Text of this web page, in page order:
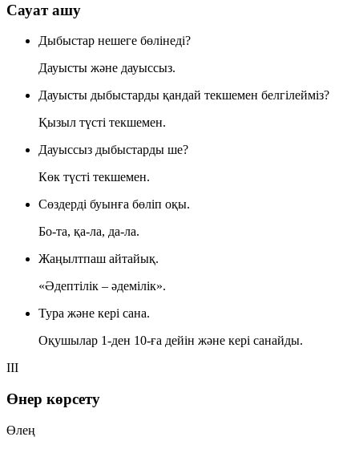
Сауат ашу
Дыбыстар нешеге бөлінеді?
Дауысты және дауыссыз.
Дауысты дыбыстарды қандай текшемен белгілейміз?
Қызыл түсті текшемен.
Дауыссыз дыбыстарды ше?
Көк түсті текшемен.
Сөздерді буынға бөліп оқы.
Бо-та, қа-ла, да-ла.
Жаңылтпаш айтайық.
«Әдептілік – әдемілік».
Тура және кері сана.
Оқушылар 1-ден 10-ға дейін және кері санайды.
III
Өнер көрсету
Өлең